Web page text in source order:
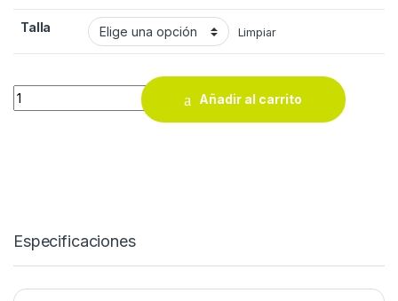
Talla Limpiar
BOTA SEGURIDAD TYR BEEWORK S3 PIEL NEGRA quantity
Añadir al carrito
Especificaciones